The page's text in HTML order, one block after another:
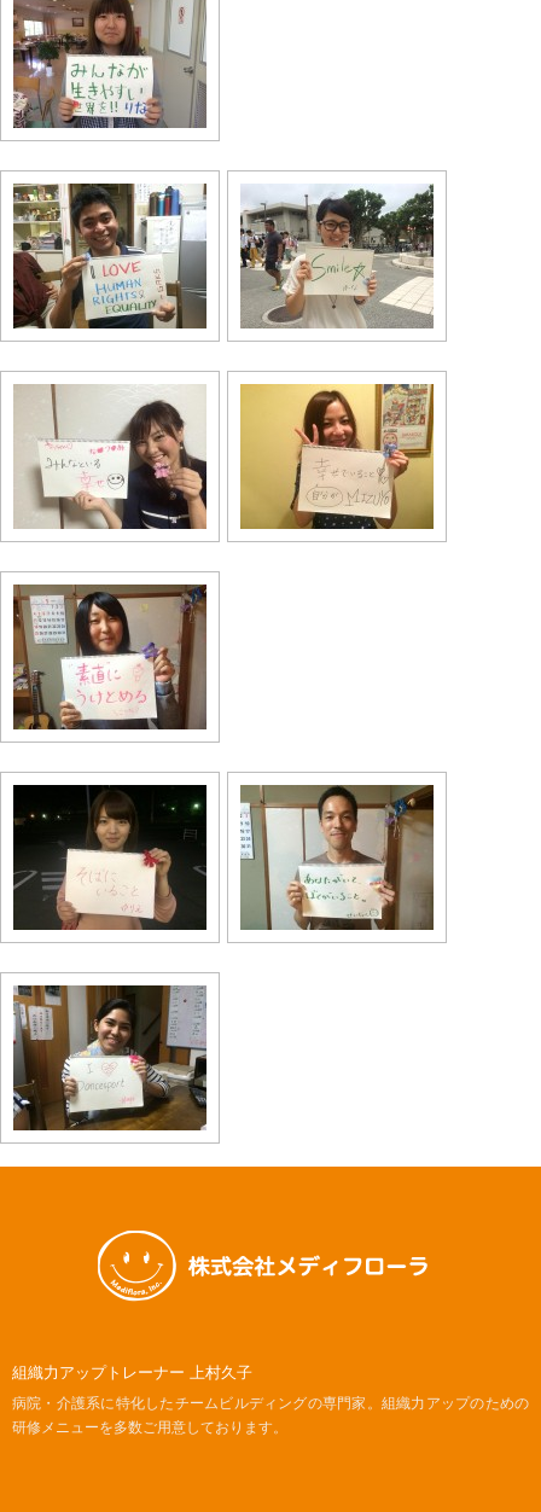
組織力アップトレーナー 上村久子
病院・介護系に特化したチームビルディングの専門家。組織力アップのための
研修メニューを多数ご用意しております。